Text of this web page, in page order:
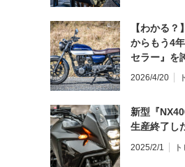
【わかる
からもう4
セラー』を
と思う？
2026/4/20
新型『
生産終了し
2025/2/1